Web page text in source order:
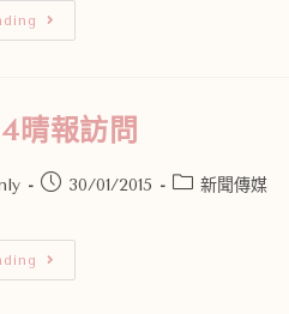
晴報訪問
30/01/2015 新聞傳媒